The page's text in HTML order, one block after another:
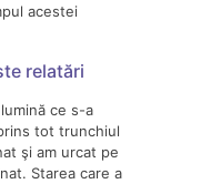
acestei
relatări
ce s-a
tot trunchiul
şi am urcat pe
Starea care a